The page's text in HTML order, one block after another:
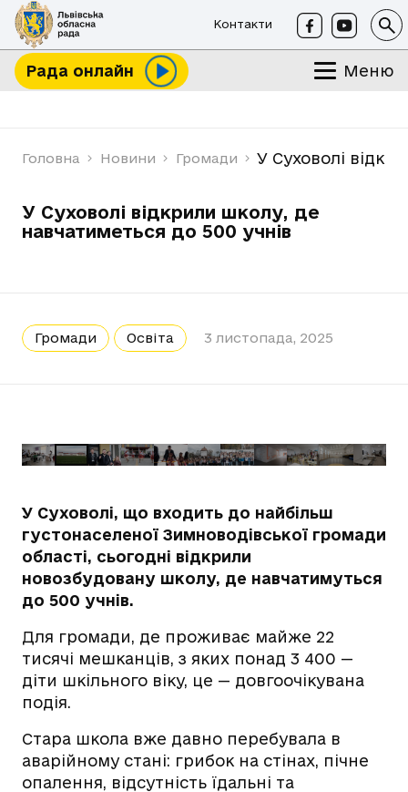
Контакти
Рада онлайн Меню
Головна Новини Громади У Суховолі
У Суховолі відкрили школу, де
навчатиметься до 500 учнів
Громади Освіта 3 листопада, 2025
У Суховолі, що входить до найбільш
густонаселеної Зимноводівської громади
області, сьогодні відкрили
новозбудовану школу, де навчатимуться
до 500 учнів.
Для громади, де проживає майже 22
тисячі мешканців, з яких понад 3 400 —
діти шкільного віку, це — довгоочікувана
подія.
Стара школа вже давно перебувала в
аварійному стані: грибок на стінах, пічне
опалення, відсутність їдальні та